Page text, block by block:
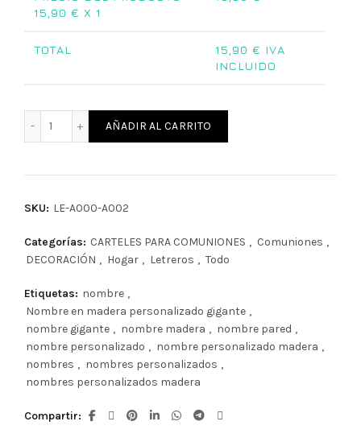
15,90 € X 1
TOTAL 15,90 € IVA
INCLUIDO
Letrero en madera personalizado gigante cantidad
AÑADIR AL CARRITO
SKU: LE-A000-A002
Categorías: CARTELES PARA COMUNIONES , Comuniones ,
DECORACIÓN , Hogar , Letreros , Todo
Etiquetas: nombre ,
Nombre en madera personalizado gigante ,
nombre gigante , nombre madera , nombre pared ,
nombre personalizado , nombre personalizado madera ,
nombres , nombres personalizados ,
nombres personalizados madera
Compartir